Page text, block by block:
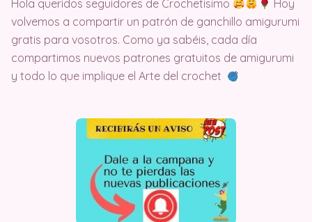
Hola queridos seguidores de Crochetisimo
Hoy
volvemos a compartir un patrón de ganchillo amigurumi
gratis para vosotros. Como ya sabéis, cada día
compartimos nuevos patrones gratuitos de amigurumi
y todo lo que implique el Arte del crochet